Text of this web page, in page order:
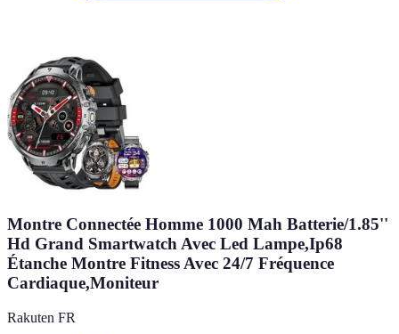
Montre Connectée Homme 1000 Mah Batterie/1.85''
Hd Grand Smartwatch Avec Led Lampe,Ip68
Étanche Montre Fitness Avec 24/7 Fréquence
Cardiaque,Moniteur
Rakuten FR